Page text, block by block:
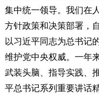
集中统一领导。我们在
方针政策和决策部署，
以习近平同志为总书记
维护党中央权威。一年
武装头脑、指导实践、
平总书记系列重要讲话